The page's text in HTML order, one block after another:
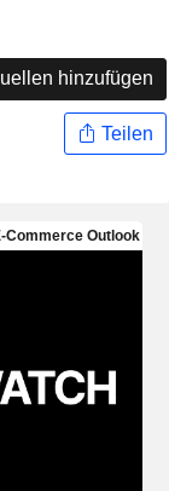
hinzufügen
Teilen